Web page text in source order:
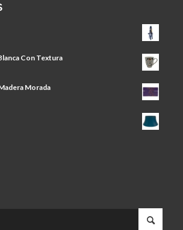
Con Textura
Morada